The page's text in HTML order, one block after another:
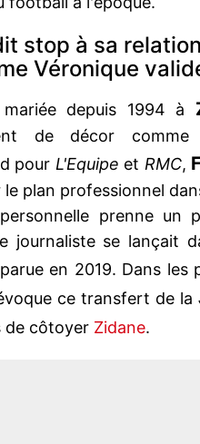
stop à sa
Véronique
mariée depuis 1994 à
de décor comme
pour L'Equipe et RMC,
plan professionnel
prenne un
journaliste se lançait
parue en 2019. Dans les
ce transfert de la
de côtoyer Zidane.